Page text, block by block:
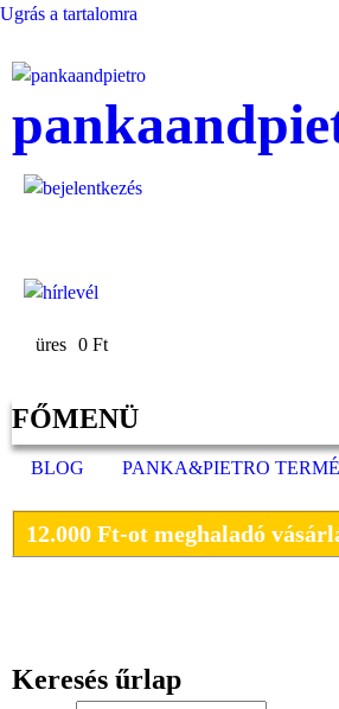
Ugrás a tartalomra
üres 0 Ft
FŐMENÜ
BLOG PANKA&PIETRO
12.000 Ft-ot meghaladó
Keresés űrlap